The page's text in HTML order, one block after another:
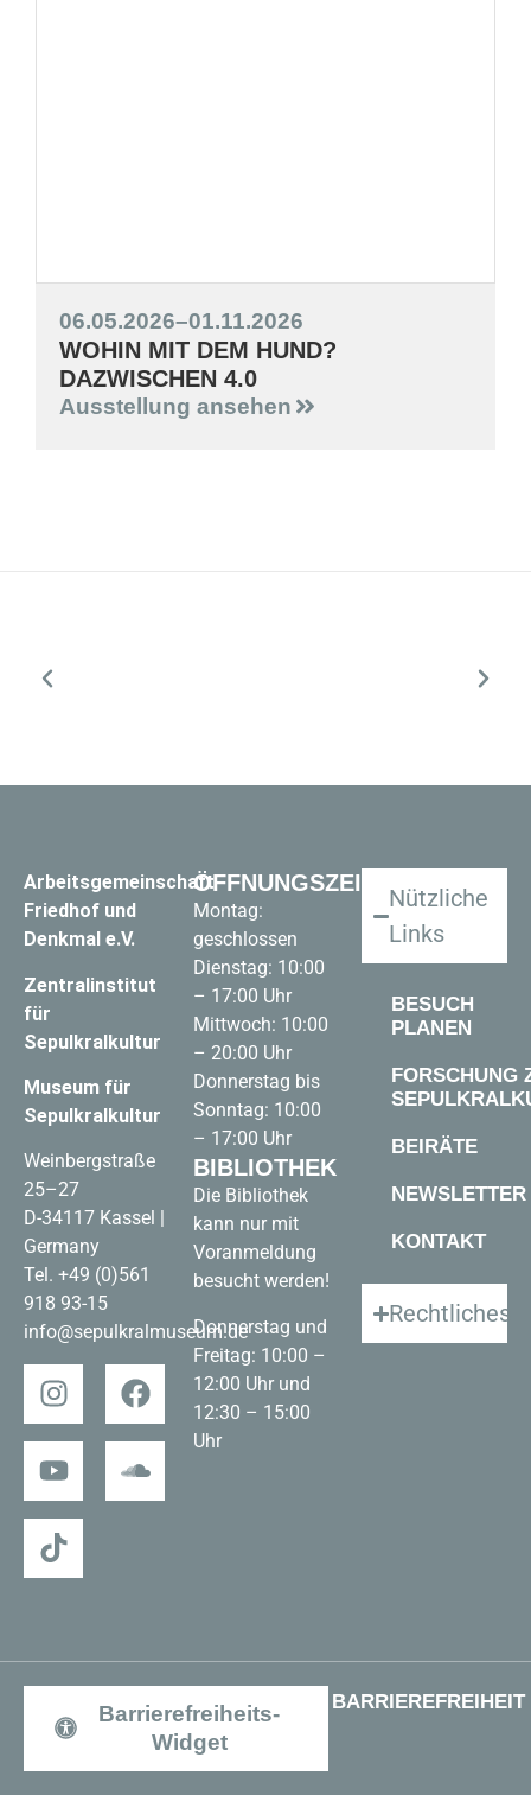
06.05.2026–01.11.2026
WOHIN MIT DEM HUND?
DAZWISCHEN 4.0
Ausstellung ansehen
Arbeitsgemeinschaft
Friedhof und
Denkmal e.V.
Zentralinstitut
für
Sepulkralkultur
Museum für
Sepulkralkultur
Weinbergstraße
25–27
D-34117 Kassel |
Germany
Tel. +49 (0)561
918 93-15
info@sepulkralmuseum.de
ÖFFNUNGSZEITEN
Montag:
geschlossen
Dienstag: 10:00
– 17:00 Uhr
Mittwoch: 10:00
– 20:00 Uhr
Donnerstag bis
Sonntag: 10:00
– 17:00 Uhr
BIBLIOTHEK
Die Bibliothek
kann nur mit
Voranmeldung
besucht werden!
Donnerstag und
Freitag: 10:00 –
12:00 Uhr und
12:30 – 15:00
Uhr
Nützliche
Links
BESUCH
PLANEN
FORSCHUNG
BEIRÄTE
NEWSLETTER
KONTAKT
Rechtliches
Barrierefreiheits-
Widget
BARRIEREFREIHEIT